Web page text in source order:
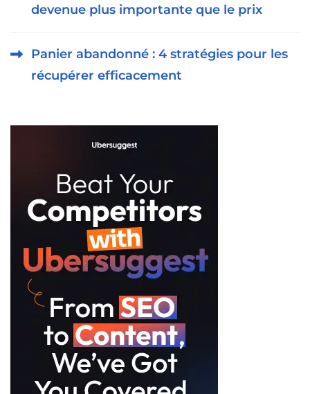
devenue plus importante que le prix
Panier abandonné : 4 stratégies pour les
récupérer efficacement